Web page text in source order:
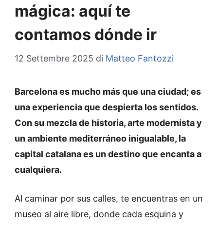
mágica: aquí te
contamos dónde ir
12 Settembre 2025 di Matteo Fantozzi
Barcelona es mucho más que una ciudad; es
una experiencia que despierta los sentidos.
Con su mezcla de historia, arte modernista y
un ambiente mediterráneo inigualable, la
capital catalana es un destino que encanta a
cualquiera.
Al caminar por sus calles, te encuentras en un
museo al aire libre, donde cada esquina y